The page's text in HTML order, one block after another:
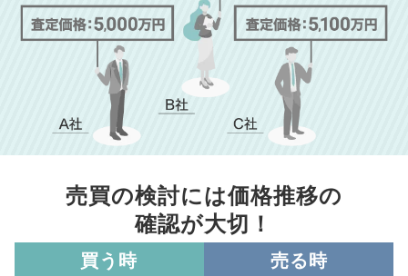
売買の検討には価格推移の
確認が大切！
買う時 売る時